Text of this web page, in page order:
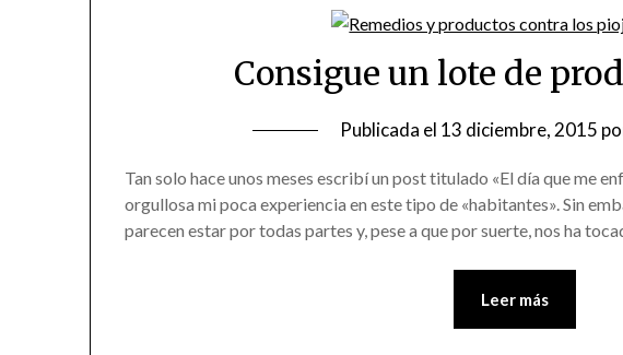
Consigue un lote de
Publicada el 13 diciembre, 2015
Tan solo hace unos meses escribí un post titulado «El día que me
orgullosa mi poca experiencia en este tipo de «habitantes». Sin
parecen estar por todas partes y, pese a que por suerte, nos ha
Leer más